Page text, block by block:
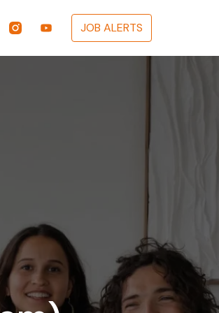
JOB ALERTS